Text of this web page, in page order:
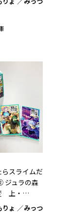
スライムだ
ジュラの森
上・…
りょ
みっつ